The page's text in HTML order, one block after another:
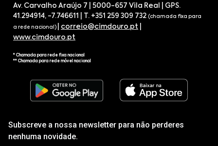
Av. Carvalho Araújo 7 | 5000-657 Vila Real | GPS.
41.294914, -7.746611 | T. +351 259 309 732 (chamada fixa para
a rede nacional) correio@cimdouro.pt
www.cimdouro.pt
* Chamada para rede fixa nacional
** Chamada para rede móvel nacional
Subscreve a nossa newsletter para não perderes
nenhuma novidade.